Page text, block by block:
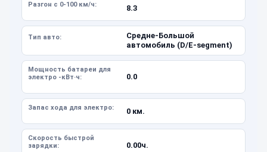
Разгон с 0-100 км/ч: 8.3
Тип авто:
Средне-Большой
автомобиль (D/E-segment)
Мощность батареи для
электро -кВт·ч:
0.0
Запас хода для электро: 0 км.
Скорость быстрой
зарядки:
0.00ч.